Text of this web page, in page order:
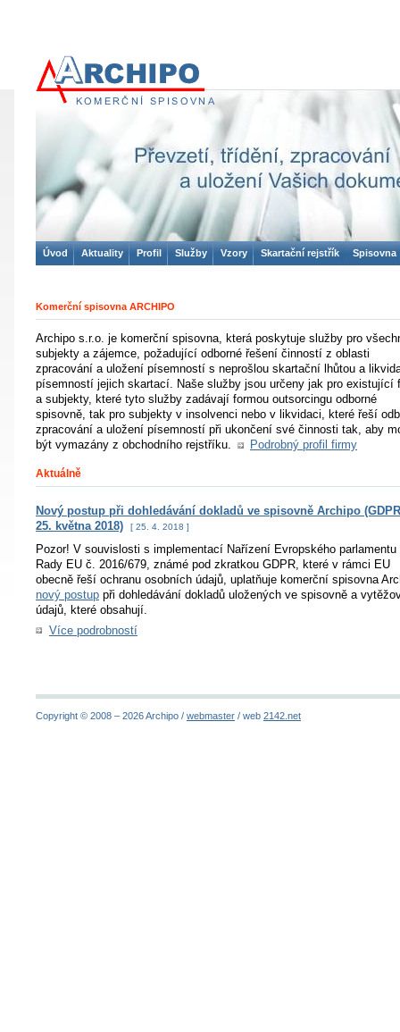
ARCHIPO komerční spisovna
Komerční spisovna ARCHIPO
Archipo s.r.o. je komerční spisovna, která poskytuje služby pro
subjekty a zájemce, požadující odborné řešení činností z oblasti
zpracování a uložení písemností s neprošlou skartační lhůtou a
písemností jejich skartací. Naše služby jsou určeny jak pro existující
a subjekty, které tyto služby zadávají formou outsorcingu odborné
spisovně, tak pro subjekty v insolvenci nebo v likvidaci, které řeší
zpracování a uložení písemností při ukončení své činnosti tak, aby
být vymazány z obchodního rejstříku.
Podrobný profil firmy
Aktuálně
Nový postup při dohledávání dokladů ve spisovně Archipo
25. května 2018)
[ 25. 4. 2018 ]
Pozor! V souvislosti s implementací Nařízení Evropského parlamentu
Rady EU č. 2016/679, známé pod zkratkou GDPR, které v rámci EU
obecně řeší ochranu osobních údajů, uplatňuje komerční spisovna
nový postup při dohledávání dokladů uložených ve spisovně a
údajů, které obsahují.
Více podrobností
Úvod Aktuality Profil Služby Vzory Skartační rejstřík Spisovna
Copyright © 2008 – 2026 Archipo / webmaster / web 2142.net